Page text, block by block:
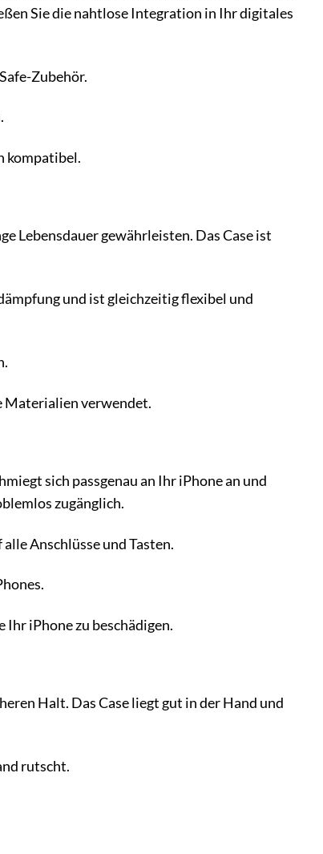
Sie die nahtlose Integration in Ihr digitales
Zubehör.
kompatibel.
Lebensdauer gewährleisten. Das Case ist
und ist gleichzeitig flexibel und
Materialien verwendet.
sich passgenau an Ihr iPhone an und
zugänglich.
Anschlüsse und Tasten.
Ihr iPhone zu beschädigen.
Halt. Das Case liegt gut in der Hand und
rutscht.